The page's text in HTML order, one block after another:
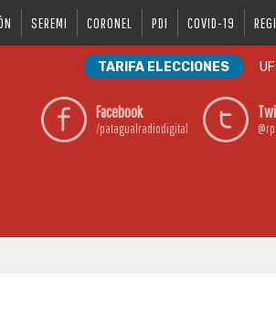
SEREMI CORONEL PDI COVID-19
TARIFA ELECCIONES
Facebook
/patagualradiodigital